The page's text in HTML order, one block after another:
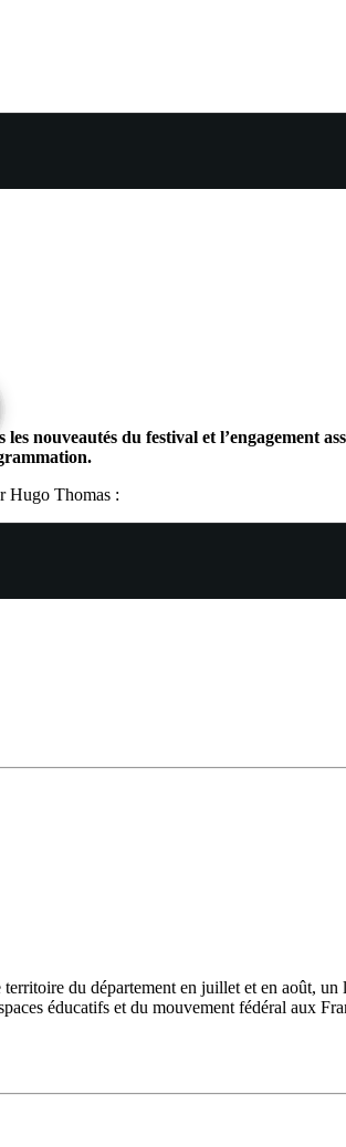
nouveautés du festival et l’engagement
Hugo Thomas :
du département en juillet et en août,
éducatifs et du mouvement fédéral aux